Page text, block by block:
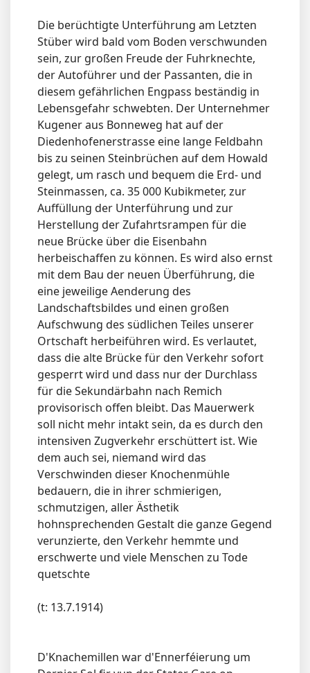
Die berüchtigte Unterführung am Letzten
Stüber wird bald vom Boden verschwunden
sein, zur großen Freude der Fuhrknechte,
der Autoführer und der Passanten, die in
diesem gefährlichen Engpass beständig in
Lebensgefahr schwebten. Der Unternehmer
Kugener aus Bonneweg hat auf der
Diedenhofenerstrasse eine lange Feldbahn
bis zu seinen Steinbrüchen auf dem Howald
gelegt, um rasch und bequem die Erd- und
Steinmassen, ca. 35 000 Kubikmeter, zur
Auffüllung der Unterführung und zur
Herstellung der Zufahrtsrampen für die
neue Brücke über die Eisenbahn
herbeischaffen zu können. Es wird also ernst
mit dem Bau der neuen Überführung, die
eine jeweilige Aenderung des
Landschaftsbildes und einen großen
Aufschwung des südlichen Teiles unserer
Ortschaft herbeiführen wird. Es verlautet,
dass die alte Brücke für den Verkehr sofort
gesperrt wird und dass nur der Durchlass
für die Sekundärbahn nach Remich
provisorisch offen bleibt. Das Mauerwerk
soll nicht mehr intakt sein, da es durch den
intensiven Zugverkehr erschüttert ist. Wie
dem auch sei, niemand wird das
Verschwinden dieser Knochenmühle
bedauern, die in ihrer schmierigen,
schmutzigen, aller Ästhetik
hohnsprechenden Gestalt die ganze Gegend
verunzierte, den Verkehr hemmte und
erschwerte und viele Menschen zu Tode
quetschte
(t: 13.7.1914)
D'Knachemillen war d'Ennerféierung um